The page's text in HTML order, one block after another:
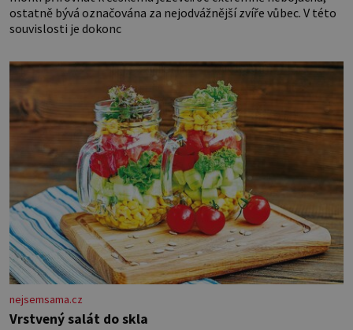
ostatně bývá označována za nejodvážnější zvíře vůbec. V této
souvislosti je dokonc
nejsemsama.cz
Vrstvený salát do skla